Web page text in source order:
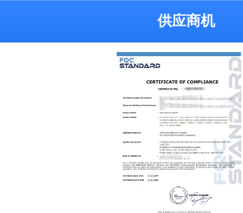
供应商机